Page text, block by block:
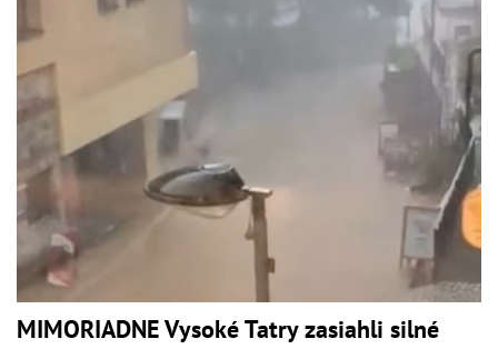
MIMORIADNE Vysoké Tatry zasiahli silné